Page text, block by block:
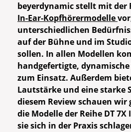
beyerdynamic stellt mit der
In-Ear-Kopfhörermodelle
unterschiedlichen
auf der Bühne und im
sollen. In allen Modellen
handgefertigte, dynamische
zum Einsatz. Außerdem
Lautstärke und eine starke
diesem Review schauen
die Modelle der Reihe DT
sie sich in der Praxis